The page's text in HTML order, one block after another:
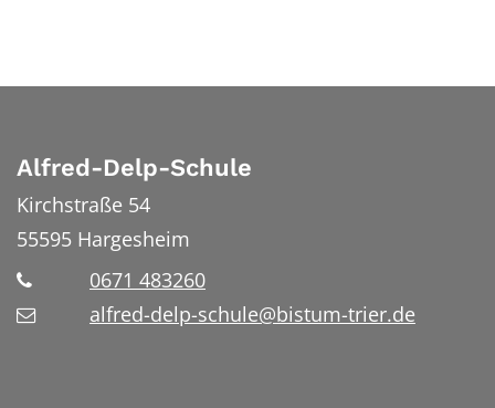
Alfred-Delp-Schule
Kirchstraße 54
55595 Hargesheim
0671 483260
alfred-delp-schule@bistum-trier.de